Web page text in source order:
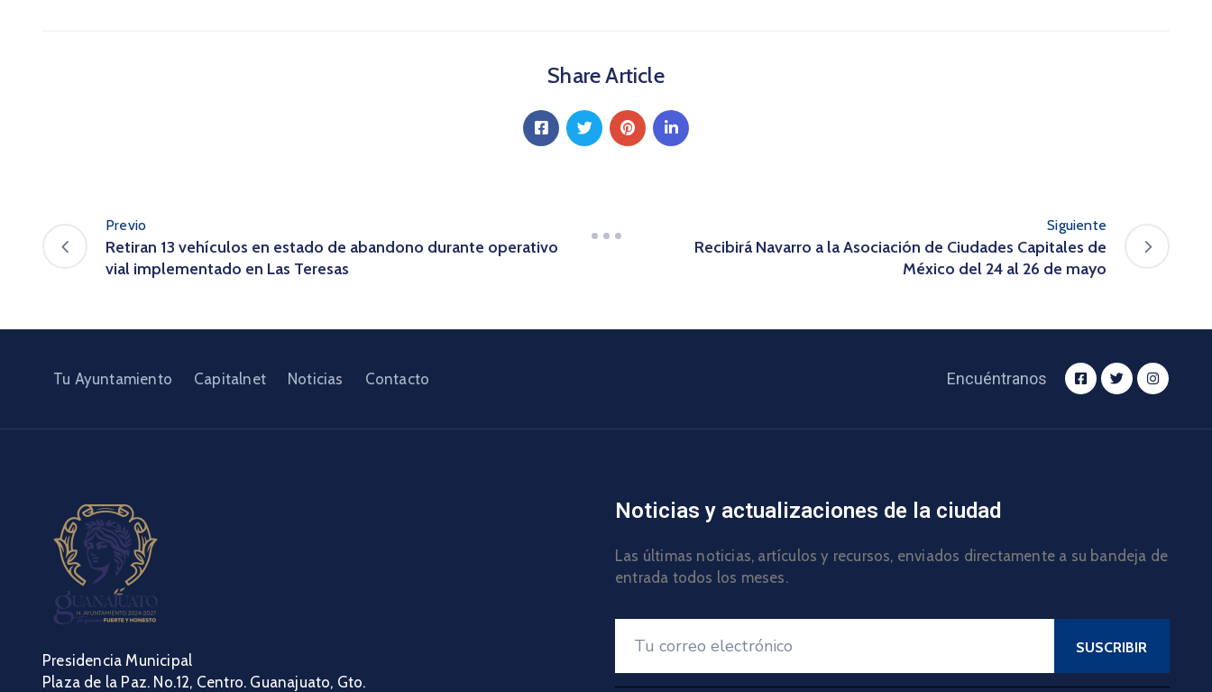
Share Article
Previo
Retiran 13 vehículos en estado de abandono durante operativo
vial implementado en Las Teresas
Siguiente
Recibirá Navarro a la Asociación de Ciudades Capitales de
México del 24 al 26 de mayo
Tu Ayuntamiento Capitalnet Noticias Contacto Encuéntranos
Presidencia Municipal
Plaza de la Paz. No.12, Centro. Guanajuato, Gto.
Noticias y actualizaciones de la ciudad
Las últimas noticias, artículos y recursos, enviados directamente a su bandeja de
entrada todos los meses.